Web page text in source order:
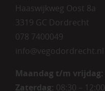
Haaswijkweg Oost 8a
3319 GC Dordrecht
078 7400049
info@vegodordrecht.nl
Maandag t/m vrijdag:
Zaterdag: 08:30 – 12:00